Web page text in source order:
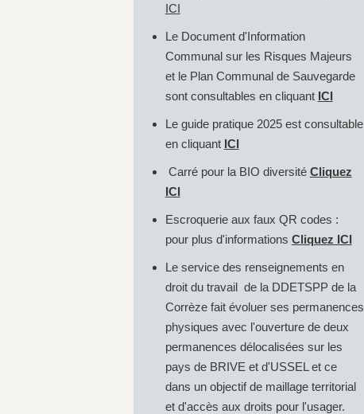
ICI
Le Document d'Information
Communal sur les Risques Majeurs
et le Plan Communal de Sauvegarde
sont consultables en cliquant ICI
Le guide pratique 2025 est consultable
en cliquant ICI
Carré pour la BIO diversité Cliquez
ICI
Escroquerie aux faux QR codes :
pour plus d'informations Cliquez ICI
Le service des renseignements en
droit du travail de la DDETSPP de la
Corrèze fait évoluer ses permanences
physiques avec l'ouverture de deux
permanences délocalisées sur les
pays de BRIVE et d'USSEL et ce
dans un objectif de maillage territorial
et d'accès aux droits pour l'usager.